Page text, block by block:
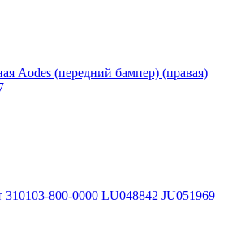
Aodes (передний бампер) (правая)
310103-800-0000 LU048842 JU051969